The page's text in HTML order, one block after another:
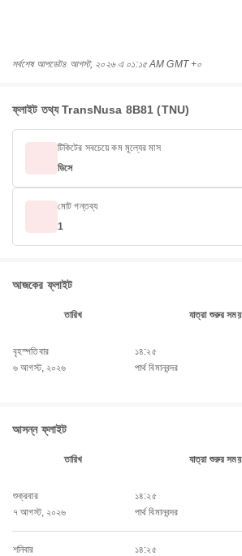
সর্বশেষ আপডেট৪ আগস্ট, ২০২৬ এ ০১:১৫ AM GMT +০
ফ্লাইট তথ্য TransNusa 8B81 (TNU)
টিকিটের সবচেয়ে কম মূল্যের মাস
ডিসে
মোট গন্তব্য
1
আজকের ফ্লাইট
তারিখ যাত্রা শুরুর সময়
বৃহস্পতিবার
৬ আগস্ট, ২০২৬
১৪:২৫
পার্থ বিমানবন্দর
আসন্ন ফ্লাইট
তারিখ যাত্রা শুরুর সময়
শুক্রবার
৭ আগস্ট, ২০২৬
১৪:২৫
পার্থ বিমানবন্দর
শনিবার
১৪:২৫